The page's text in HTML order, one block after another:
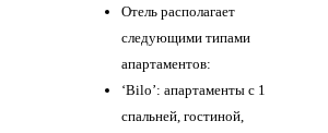
Отель располагает
следующими типами
апартаментов:
‘Bilo’: апартаменты с 1
спальней, гостиной,